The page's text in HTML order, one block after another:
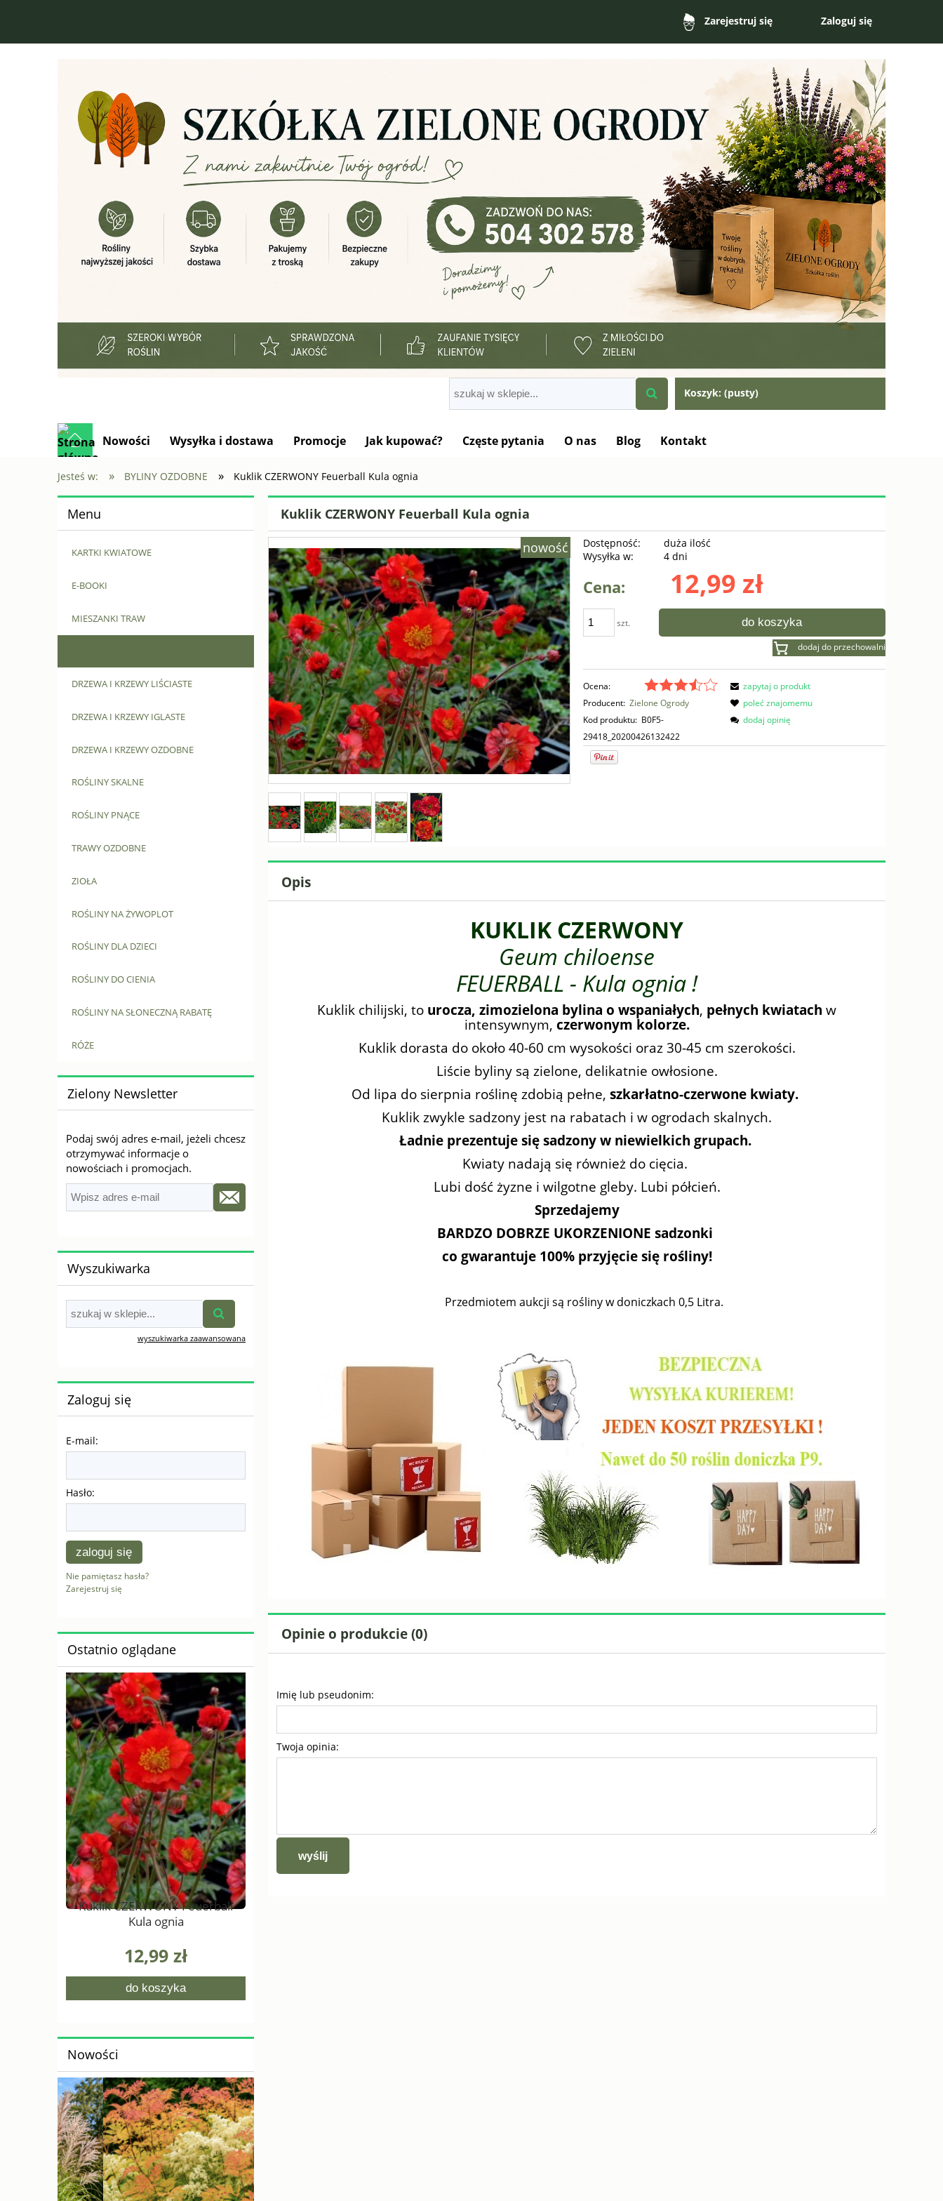
Zarejestruj się Zaloguj się
Koszyk: (pusty)
Nowości Wysyłka i dostawa Promocje Jak kupować? Częste pytania O nas Blog Kontakt
Jesteś w: » BYLINY OZDOBNE » Kuklik CZERWONY Feuerball Kula ognia
Menu
KARTKI KWIATOWE
E-BOOKI
MIESZANKI TRAW
DRZEWA I KRZEWY LIŚCIASTE
DRZEWA I KRZEWY IGLASTE
DRZEWA I KRZEWY OZDOBNE
ROŚLINY SKALNE
ROŚLINY PNĄCE
TRAWY OZDOBNE
ZIOŁA
ROŚLINY NA ŻYWOPLOT
ROŚLINY DLA DZIECI
ROŚLINY DO CIENIA
ROŚLINY NA SŁONECZNĄ RABATĘ
RÓŻE
Zielony Newsletter
Podaj swój adres e-mail, jeżeli chcesz
otrzymywać informacje o
nowościach i promocjach.
Wyszukiwarka
wyszukiwarka zaawansowana
Zaloguj się
E-mail:
Hasło:
zaloguj się
Nie pamiętasz hasła?
Zarejestruj się
Ostatnio oglądane
Kuklik CZERWONY Feuerball
Kula ognia
12,99 zł
do koszyka
Nowości
Kuklik CZERWONY Feuerball Kula ognia
nowość
Dostępność:
duża ilość
Wysyłka w:
4 dni
Cena: 12,99 zł
szt. do koszyka
dodaj do przechowalni
Ocena:
Producent: Zielone Ogrody
Kod produktu: B0F5-
29418_20200426132422
zapytaj o produkt
poleć znajomemu
dodaj opinię
Opis
KUKLIK CZERWONY
Geum chiloense
FEUERBALL - Kula ognia !
Kuklik chilijski, to urocza, zimozielona bylina o wspaniałych, pełnych kwiatach w
intensywnym, czerwonym kolorze.
Kuklik dorasta do około 40-60 cm wysokości oraz 30-45 cm szerokości.
Liście byliny są zielone, delikatnie owłosione.
Od lipa do sierpnia roślinę zdobią pełne, szkarłatno-czerwone kwiaty.
Kuklik zwykle sadzony jest na rabatach i w ogrodach skalnych.
Ładnie prezentuje się sadzony w niewielkich grupach.
Kwiaty nadają się również do cięcia.
Lubi dość żyzne i wilgotne gleby. Lubi półcień.
Sprzedajemy
BARDZO DOBRZE UKORZENIONE sadzonki
co gwarantuje 100% przyjęcie się rośliny!
Przedmiotem aukcji są rośliny w doniczkach 0,5 Litra.
Opinie o produkcie (0)
Imię lub pseudonim:
Twoja opinia:
wyślij